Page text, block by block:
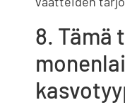
8. Tämä